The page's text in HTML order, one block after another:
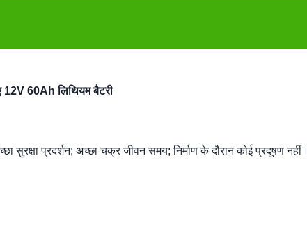
60Ah लिथियम बैटरी
सुरक्षा प्रदर्शन; अच्छा चक्र जीवन समय; निर्माण के दौरान कोई प्रदूषण नहीं।